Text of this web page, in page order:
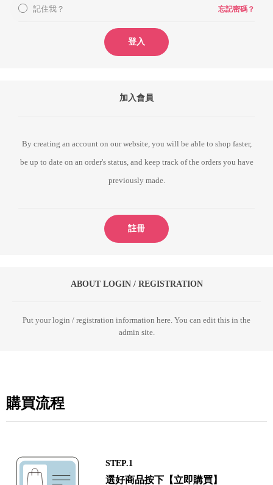
記住我？ 忘記密碼？
登入
加入會員
By creating an account on our website, you will be able to shop faster,
be up to date on an order's status, and keep track of the orders you have
previously made.
註冊
ABOUT LOGIN / REGISTRATION
Put your login / registration information here. You can edit this in the
admin site.
購買流程
STEP.1
選好商品按下【立即購買】